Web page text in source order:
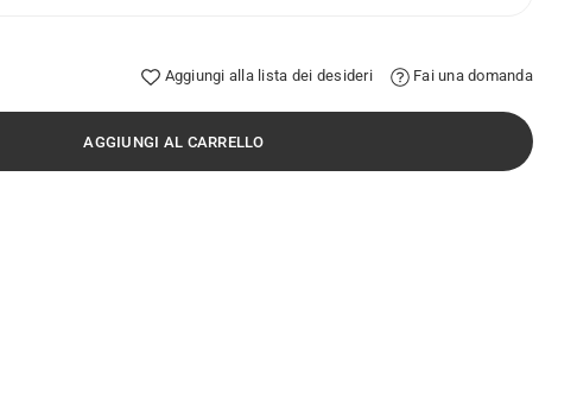
Aggiungi alla lista dei desideri Fai una domanda
AGGIUNGI AL CARRELLO